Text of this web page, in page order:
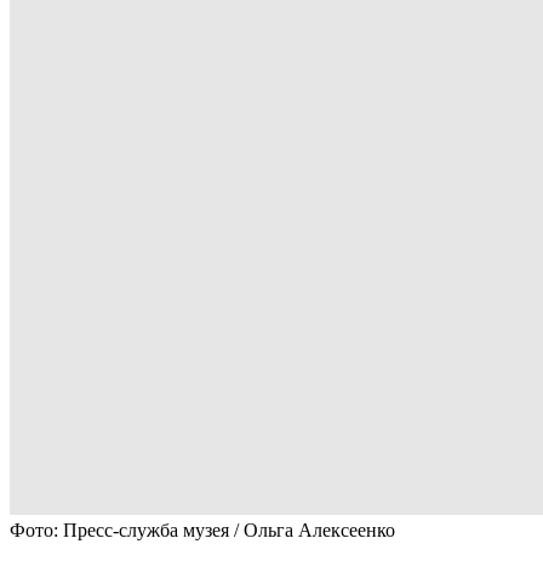
Фото: Пресс-служба музея / Ольга Алексеенко